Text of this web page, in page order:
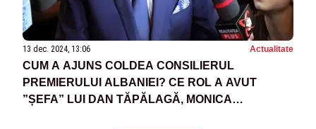
13 dec. 2024, 13:06 Actualitate
CUM A AJUNS COLDEA CONSILIERUL
PREMIERULUI ALBANIEI? CE ROL A AVUT
”ȘEFA” LUI DAN TĂPĂLAGĂ, MONICA